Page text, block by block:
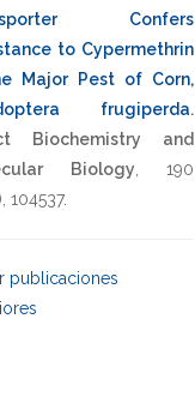
Confers
to Cypermethrin
Major Pest of Corn,
frugiperda.
Biochemistry and
Biology
190
104537.
publicaciones